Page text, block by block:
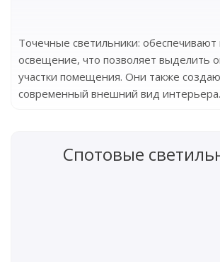
Точечные светильники: обеспечивают
освещение, что позволяет выделить
участки помещения. Они также
современный внешний вид интерьера.
Спотовые